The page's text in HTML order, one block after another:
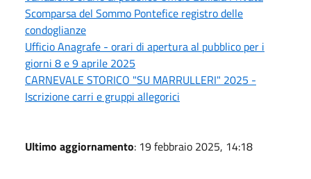
Scomparsa del Sommo Pontefice registro delle
condoglianze
Ufficio Anagrafe - orari di apertura al pubblico per i
giorni 8 e 9 aprile 2025
CARNEVALE STORICO "SU MARRULLERI" 2025 -
Iscrizione carri e gruppi allegorici
Ultimo aggiornamento: 19 febbraio 2025, 14:18